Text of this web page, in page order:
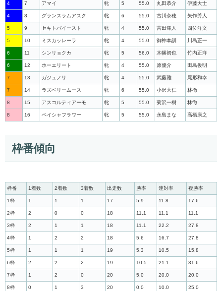
4 7 アマイ 牝 5 55.0 丸田恭介 伊藤大士
4 8 グランスラムアスク 牝 6 55.0 古川奈穂 矢作芳人
5 9 セキトバイースト 牝 4 55.0 吉田隼人 四位洋文
5 10 ミスカッレーラ 牝 4 55.0 御神本訓 川島正一
6 11 シンリョクカ 牝 5 56.0 木幡初也 竹内正洋
6 12 ホーエリート 牝 4 55.0 原優介 田島俊明
7 13 ガジュノリ 牝 4 55.0 武藤雅 尾形和幸
7 14 ラズベリームース 牝 6 55.0 小沢大仁 林徹
8 15 アスコルティアーモ 牝 5 55.0 菊沢一樹 林徹
8 16 ペイシャフラワー 牝 5 55.0 永島まな 高橋康之
枠番傾向
枠番 1着数 2着数 3着数 出走数 勝率 連対率 複勝率
1枠 1 1 1 17 5.9 11.8 17.6
2枠 2 0 0 18 11.1 11.1 11.1
3枠 2 1 1 18 11.1 22.2 27.8
4枠 1 2 2 18 5.6 16.7 27.8
5枠 1 1 1 19 5.3 10.5 15.8
6枠 2 2 2 19 10.5 21.1 31.6
7枠 1 2 0 20 5.0 20.0 20.0
8枠 0 1 3 20 0.0 10.0 25.0